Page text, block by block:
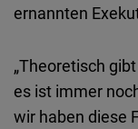
ernannten
„Theoretisch
es ist immer
wir haben diese